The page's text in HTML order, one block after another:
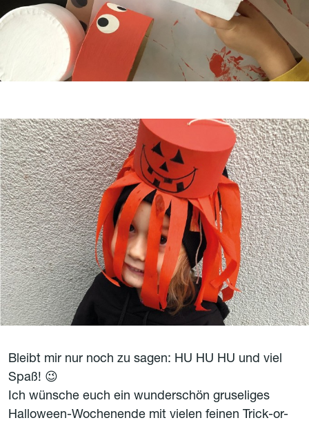
Bleibt mir nur noch zu sagen: HU HU HU und viel
Spaß! 😉
Ich wünsche euch ein wunderschön gruseliges
Halloween-Wochenende mit vielen feinen Trick-or-